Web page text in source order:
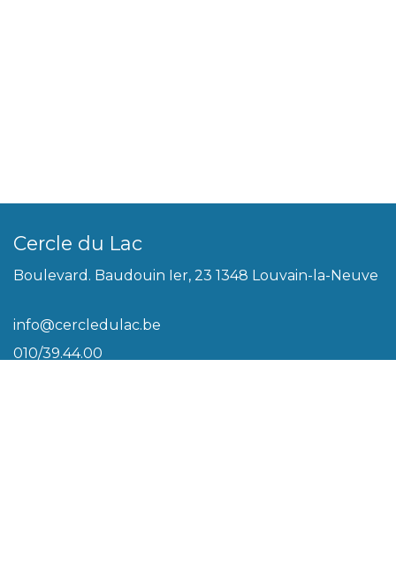
Cercle du Lac
Boulevard. Baudouin Ier, 23 1348 Louvain-la-Neuve
info@cercledulac.be
010/39.44.00